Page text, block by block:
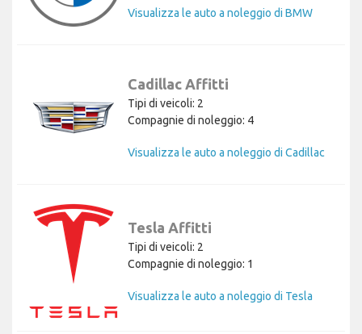
Visualizza le auto a noleggio di BMW
Cadillac Affitti
Tipi di veicoli: 2
Compagnie di noleggio: 4
Visualizza le auto a noleggio di Cadillac
Tesla Affitti
Tipi di veicoli: 2
Compagnie di noleggio: 1
Visualizza le auto a noleggio di Tesla